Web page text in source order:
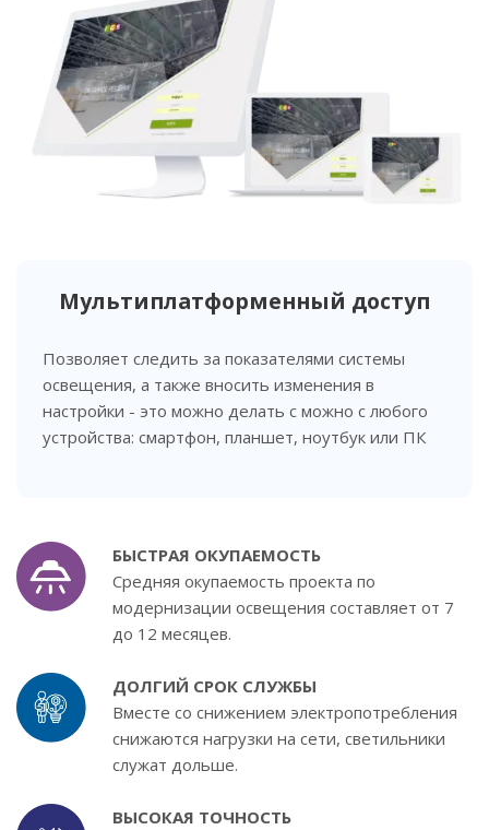
Мультиплатформенный доступ
Позволяет следить за показателями системы
освещения, а также вносить изменения в
настройки - это можно делать с можно с любого
устройства: смартфон, планшет, ноутбук или ПК
БЫСТРАЯ ОКУПАЕМОСТЬ
Средняя окупаемость проекта по
модернизации освещения составляет от 7
до 12 месяцев.
ДОЛГИЙ СРОК СЛУЖБЫ
Вместе со снижением электропотребления
снижаются нагрузки на сети, светильники
служат дольше.
ВЫСОКАЯ ТОЧНОСТЬ